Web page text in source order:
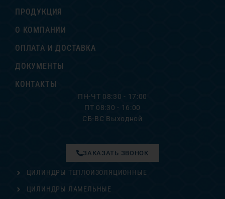
ПРОДУКЦИЯ
О КОМПАНИИ
ОПЛАТА И ДОСТАВКА
ДОКУМЕНТЫ
КОНТАКТЫ
ПН-ЧТ 08:30 - 17:00
ПТ 08:30 - 16:00
СБ-ВС Выходной
ЦИЛИНДРЫ ТЕПЛОИЗОЛЯЦИОННЫЕ
ЦИЛИНДРЫ ЛАМЕЛЬНЫЕ
ЗАКАЗАТЬ ЗВОНОК